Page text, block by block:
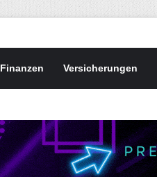
Finanzen Versicherungen